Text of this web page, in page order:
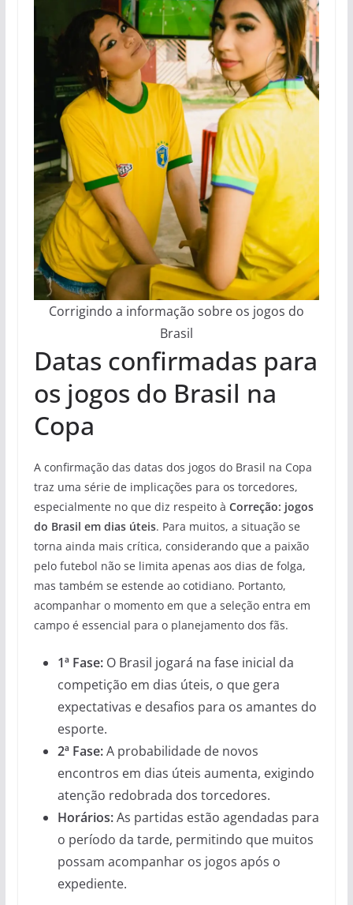
Corrigindo a informação sobre os jogos do
Brasil
Datas confirmadas para
os jogos do Brasil na
Copa
A confirmação das datas dos jogos do Brasil na Copa
traz uma série de implicações para os torcedores,
especialmente no que diz respeito à Correção: jogos
do Brasil em dias úteis. Para muitos, a situação se
torna ainda mais crítica, considerando que a paixão
pelo futebol não se limita apenas aos dias de folga,
mas também se estende ao cotidiano. Portanto,
acompanhar o momento em que a seleção entra em
campo é essencial para o planejamento dos fãs.
1ª Fase:O Brasil jogará na fase inicial da
competição em dias úteis, o que gera
expectativas e desafios para os amantes do
esporte.
2ª Fase:A probabilidade de novos
encontros em dias úteis aumenta, exigindo
atenção redobrada dos torcedores.
Horários:As partidas estão agendadas para
o período da tarde, permitindo que muitos
possam acompanhar os jogos após o
expediente.